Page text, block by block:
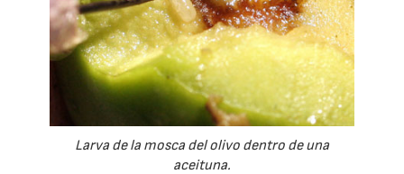
Larva de la mosca del olivo dentro de una
aceituna.